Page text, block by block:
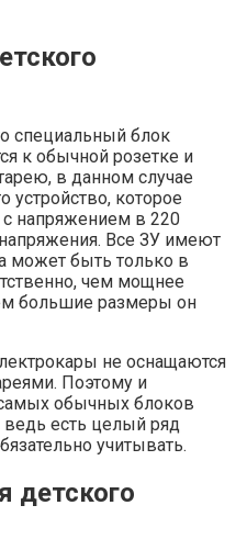
специальный блок
к обычной розетке и
в данном случае
устройство, которое
напряжением в 220
Все ЗУ имеют
может быть только в
чем мощнее
большие размеры он
не оснащаются
Поэтому и
обычных блоков
ведь есть целый ряд
учитывать.
детского